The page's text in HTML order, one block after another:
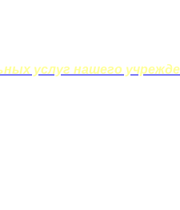
услуг нашего